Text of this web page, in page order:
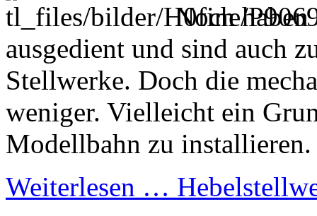
Noch
ausgedient und sind auch
Stellwerke. Doch die
weniger. Vielleicht ein
Modellbahn zu installieren.
Weiterlesen …